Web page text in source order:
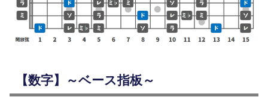
【数字】～ベース指板～